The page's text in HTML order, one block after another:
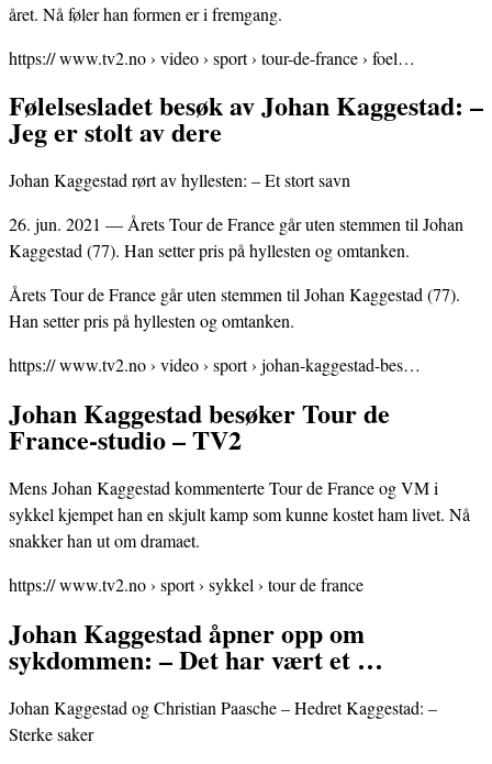
året. Nå føler han formen er i fremgang.
https:// www.tv2.no › video › sport › tour-de-france › foel…
Følelsesladet besøk av Johan Kaggestad: –
Jeg er stolt av dere
Johan Kaggestad rørt av hyllesten: – Et stort savn
26. jun. 2021 — Årets Tour de France går uten stemmen til Johan
Kaggestad (77). Han setter pris på hyllesten og omtanken.
Årets Tour de France går uten stemmen til Johan Kaggestad (77).
Han setter pris på hyllesten og omtanken.
https:// www.tv2.no › video › sport › johan-kaggestad-bes…
Johan Kaggestad besøker Tour de
France-studio – TV2
Mens Johan Kaggestad kommenterte Tour de France og VM i
sykkel kjempet han en skjult kamp som kunne kostet ham livet. Nå
snakker han ut om dramaet.
https:// www.tv2.no › sport › sykkel › tour de france
Johan Kaggestad åpner opp om
sykdommen: – Det har vært et …
Johan Kaggestad og Christian Paasche – Hedret Kaggestad: –
Sterke saker